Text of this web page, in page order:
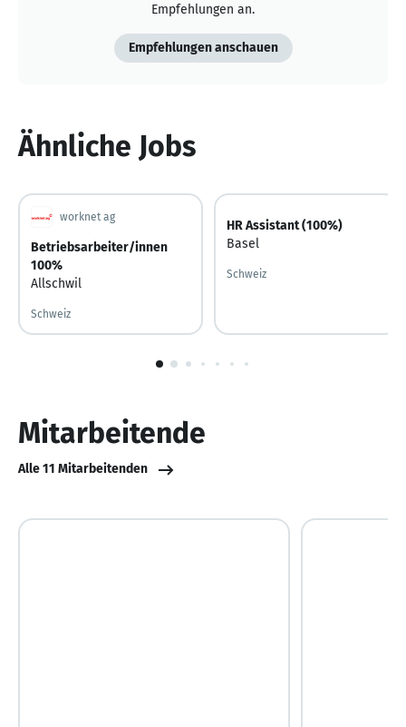
Empfehlungen an.
Empfehlungen anschauen
Ähnliche Jobs
worknet ag
Betriebsarbeiter/innen
100%
Allschwil
Schweiz
HR Assistant (100%)
Basel
Schweiz
1
Mitarbeitende
Alle 11 Mitarbeitenden